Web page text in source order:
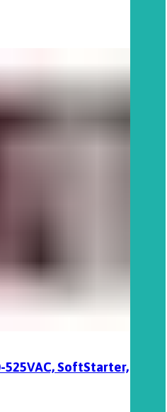
525VAC, SoftStarter,